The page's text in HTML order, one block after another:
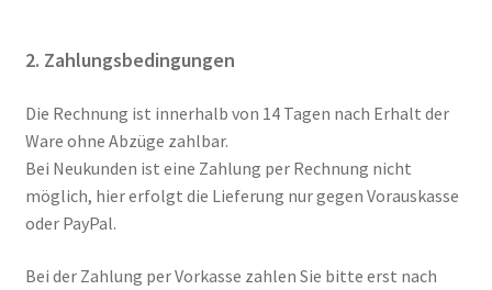
2. Zahlungsbedingungen
Die Rechnung ist innerhalb von 14 Tagen nach Erhalt der
Ware ohne Abzüge zahlbar.
Bei Neukunden ist eine Zahlung per Rechnung nicht
möglich, hier erfolgt die Lieferung nur gegen Vorauskasse
oder PayPal.
Bei der Zahlung per Vorkasse zahlen Sie bitte erst nach